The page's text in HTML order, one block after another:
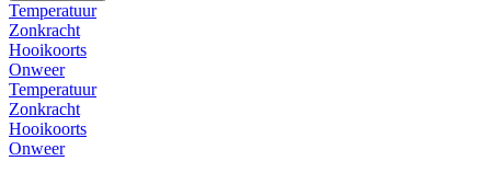
Temperatuur
Zonkracht
Hooikoorts
Onweer
Temperatuur
Zonkracht
Hooikoorts
Onweer